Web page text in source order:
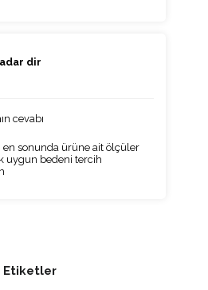
dir
cevabı
sonunda ürüne ait ölçüler
uygun bedeni tercih
Etiketler